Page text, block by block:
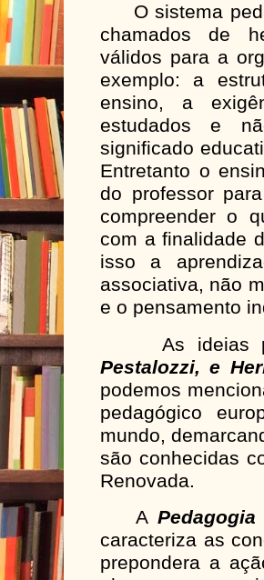
O sistema
chamados de
válidos para a
exemplo: a
ensino, a
estudados e
significado
Entretanto o
do professor
compreender o
com a finalidade
isso a
associativa, não
e o pensamento
As ideias
Pestalozzi, e
podemos
pedagógico
mundo,
são conhecidas
Renovada.
APedagogia
caracteriza
prepondera a